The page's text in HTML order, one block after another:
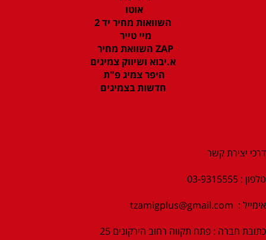
אוטו
השוואות מחיר יד 2
מיי טייר
ZAP השוואת מחיר
א.יבוא ושיווק צמיגים
היפר צמיג פ"ת
חדשות בצמיגים
דרכי יצירת קשר
טלפון : 03-9315555
אימייל : tzamigplus@gmail.com
כתובת חברה : פתח תקווה רחוב הירקונים 25